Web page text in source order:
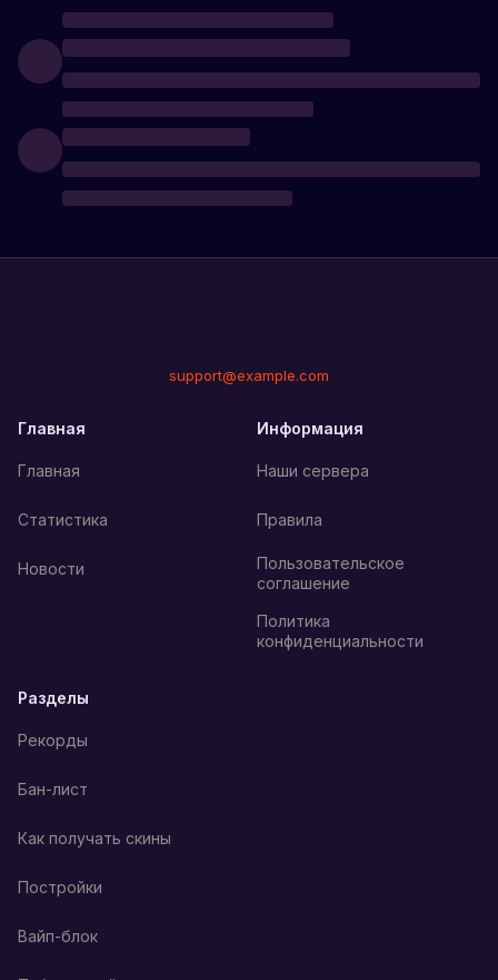
support@example.com
Главная
Главная
Статистика
Новости
Информация
Наши сервера
Правила
Пользовательское
соглашение
Политика
конфиденциальности
Разделы
Рекорды
Бан-лист
Как получать скины
Постройки
Вайп-блок